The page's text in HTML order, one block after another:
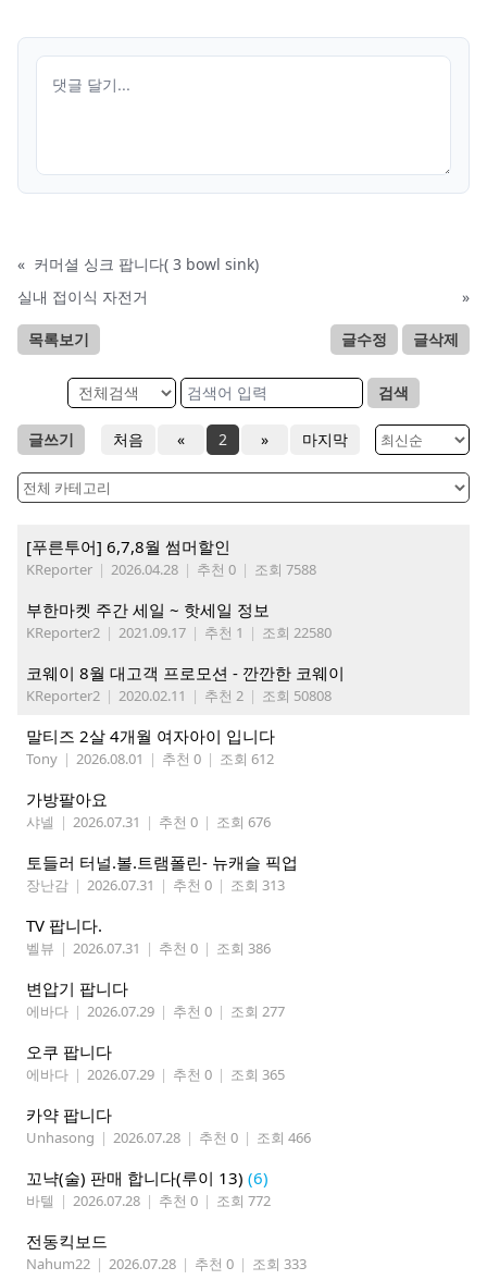
« 커머셜 싱크 팝니다( 3 bowl sink)
실내 접이식 자전거
»
목록보기 글수정 글삭제
검색
글쓰기 처음 « 2 » 마지막
[푸른투어] 6,7,8월 썸머할인
KReporter | 2026.04.28 | 추천 0 | 조회 7588
부한마켓 주간 세일 ~ 핫세일 정보
KReporter2 | 2021.09.17 | 추천 1 | 조회 22580
코웨이 8월 대고객 프로모션 - 깐깐한 코웨이
KReporter2 | 2020.02.11 | 추천 2 | 조회 50808
말티즈 2살 4개월 여자아이 입니다
Tony | 2026.08.01 | 추천 0 | 조회 612
가방팔아요
샤넬 | 2026.07.31 | 추천 0 | 조회 676
토들러 터널.볼.트램폴린- 뉴캐슬 픽업
장난감 | 2026.07.31 | 추천 0 | 조회 313
TV 팝니다.
벨뷰 | 2026.07.31 | 추천 0 | 조회 386
변압기 팝니다
에바다 | 2026.07.29 | 추천 0 | 조회 277
오쿠 팝니다
에바다 | 2026.07.29 | 추천 0 | 조회 365
카약 팝니다
Unhasong | 2026.07.28 | 추천 0 | 조회 466
꼬냑(술) 판매 합니다(루이 13) (6)
바텔 | 2026.07.28 | 추천 0 | 조회 772
전동킥보드
Nahum22 | 2026.07.28 | 추천 0 | 조회 333